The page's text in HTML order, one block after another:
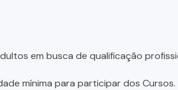
em busca de qualificação
mínima para participar dos